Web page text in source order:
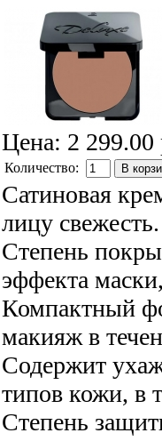
Цена: 2 299.00
Количество: В
Сатиновая
лицу свежесть.
Степень
эффекта
Компактный
макияж в
Содержит
типов кожи, в
Степень